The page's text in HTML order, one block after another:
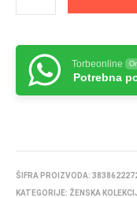
Torbeonline
Potrebna
ŠIFRA PROIZVODA:
KATEGORIJE: ŽENSKA